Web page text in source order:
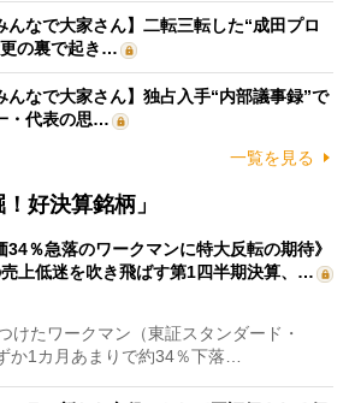
んなで大家さん】二転三転した“成田プロ
の裏で起き…
んなで大家さん】独占入手“内部議事録”で
・代表の思…
一覧を見る
好決算銘柄」
34％急落のワークマンに特大反転の期待》
上低迷を吹き飛ばす第1四半期決算、…
たワークマン（東証スタンダード・
か1カ月あまりで約34％下落…